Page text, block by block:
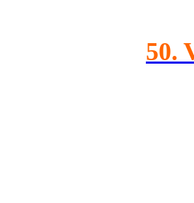
50.